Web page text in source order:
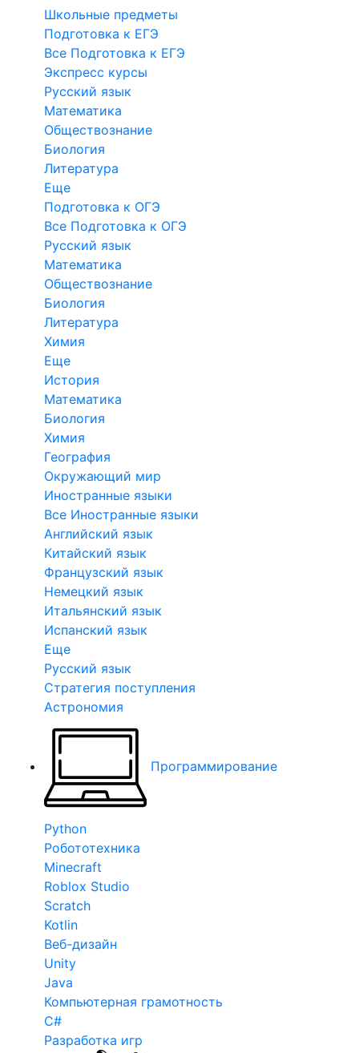
Школьные предметы
Подготовка к ЕГЭ
Все Подготовка к ЕГЭ
Экспресс курсы
Русский язык
Математика
Обществознание
Биология
Литература
Еще
Подготовка к ОГЭ
Все Подготовка к ОГЭ
Русский язык
Математика
Обществознание
Биология
Литература
Химия
Еще
История
Математика
Биология
Химия
География
Окружающий мир
Иностранные языки
Все Иностранные языки
Английский язык
Китайский язык
Французский язык
Немецкий язык
Итальянский язык
Испанский язык
Еще
Русский язык
Стратегия поступления
Астрономия
Программирование
Python
Робототехника
Minecraft
Roblox Studio
Scratch
Kotlin
Веб-дизайн
Unity
Java
Компьютерная грамотность
C#
Разработка игр